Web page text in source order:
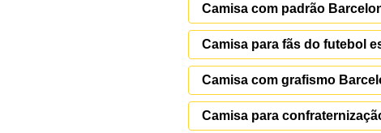
Camisa com padrão
Camisa para fãs do futebol
Camisa com grafismo
Camisa para